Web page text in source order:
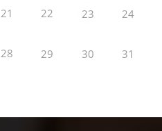
21 22 23 24
28 29 30 31